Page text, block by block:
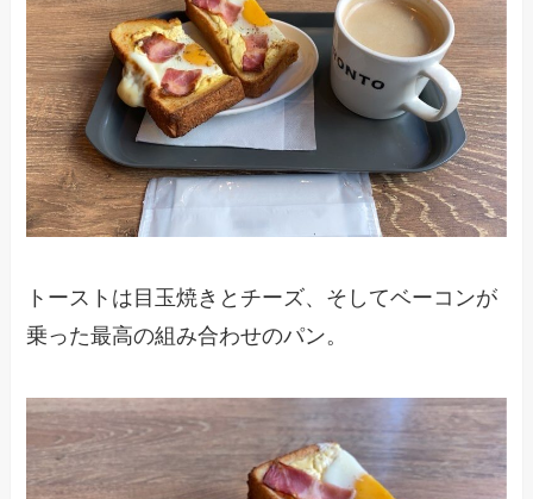
トーストは目玉焼きとチーズ、そしてベーコンが
乗った最高の組み合わせのパン。